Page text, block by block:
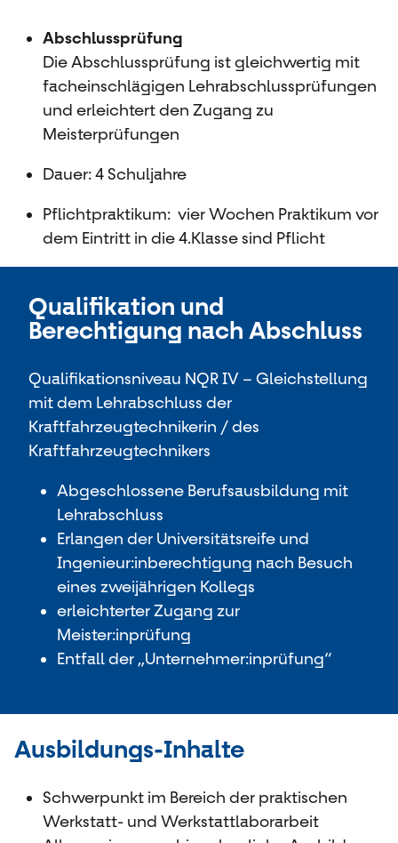
Abschlussprüfung
Die Abschlussprüfung ist gleichwertig mit
facheinschlägigen Lehrabschlussprüfungen
und erleichtert den Zugang zu
Meisterprüfungen
Dauer: 4 Schuljahre
Pflichtpraktikum: vier Wochen Praktikum vor
dem Eintritt in die 4.Klasse sind Pflicht
Qualifikation und
Berechtigung nach Abschluss
Qualifikationsniveau NQR IV – Gleichstellung
mit dem Lehrabschluss der
Kraftfahrzeugtechnikerin / des
Kraftfahrzeugtechnikers
Abgeschlossene Berufsausbildung mit
Lehrabschluss
Erlangen der Universitätsreife und
Ingenieur:inberechtigung nach Besuch
eines zweijährigen Kollegs
erleichterter Zugang zur
Meister:inprüfung
Entfall der „Unternehmer:inprüfung“
Ausbildungs-Inhalte
Schwerpunkt im Bereich der praktischen
Werkstatt- und Werkstattlaborarbeit